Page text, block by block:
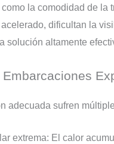
la comodidad de
dificultan la
solución altamente
adecuada sufren
extrema: El calor